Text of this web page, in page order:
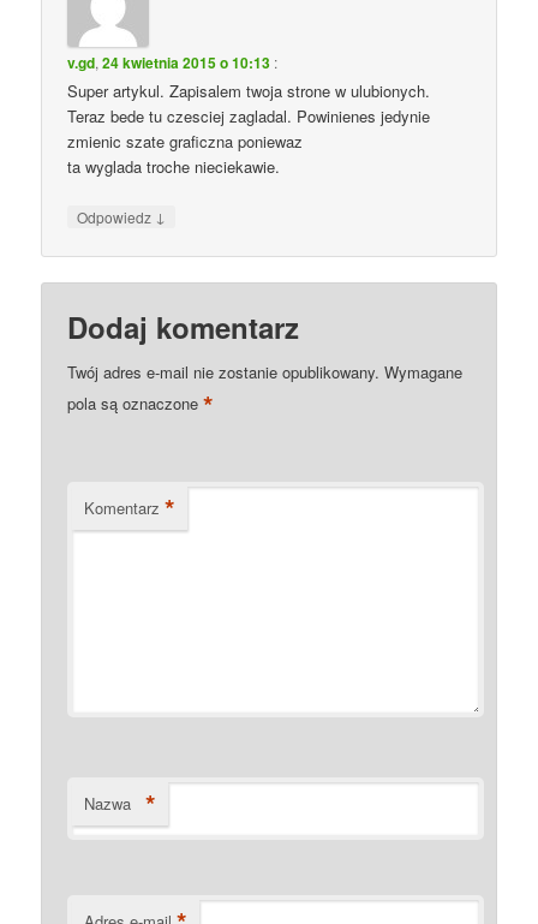
v.gd,24 kwietnia 2015 o 10:13 :
Super artykul. Zapisalem twoja strone w ulubionych.
Teraz bede tu czesciej zagladal. Powinienes jedynie
zmienic szate graficzna poniewaz
ta wyglada troche nieciekawie.
Odpowiedz ↓
Dodaj komentarz
Twój adres e-mail nie zostanie opublikowany. Wymagane
pola są oznaczone*
Komentarz *
Nazwa *